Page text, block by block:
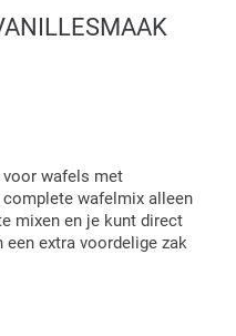
wafels met
wafelmix alleen
mixen en je kunt direct
een extra voordelige zak